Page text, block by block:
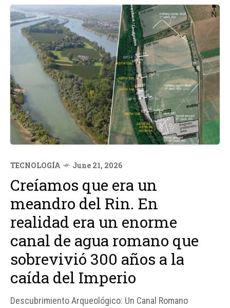
TECNOLOGÍA June 21, 2026
Creíamos que era un
meandro del Rin. En
realidad era un enorme
canal de agua romano que
sobrevivió 300 años a la
caída del Imperio
Descubrimiento Arqueológico: Un Canal Romano